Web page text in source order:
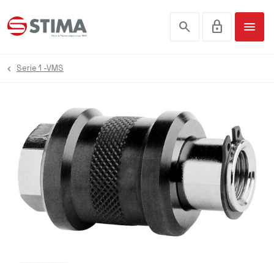
search lock menu
Serie 1 -VMS